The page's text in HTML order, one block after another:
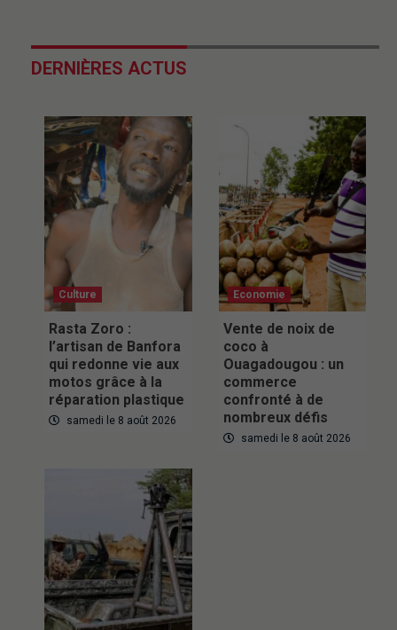
DERNIÈRES ACTUS
Culture
Rasta Zoro :
l’artisan de Banfora
qui redonne vie aux
motos grâce à la
réparation plastique
samedi le 8 août 2026
Economie
Vente de noix de
coco à
Ouagadougou : un
commerce
confronté à de
nombreux défis
samedi le 8 août 2026